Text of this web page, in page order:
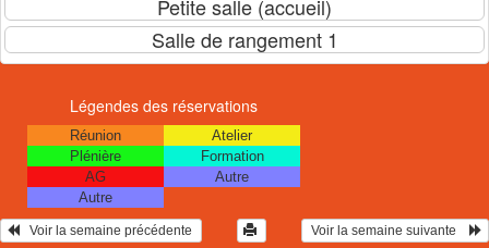
Légendes des réservations
Réunion
Atelier
Plénière
Formation
AG
Autre
Autre
Voir la semaine suivante